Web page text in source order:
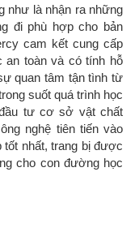
như là nhận ra những
đi phù hợp cho bản
cam kết cung cấp
an toàn và có tính hỗ
quan tâm tận tình từ
suốt quá trình học
tư cơ sở vật chất
nghệ tiên tiến vào
tốt nhất, trang bị được
cho con đường học